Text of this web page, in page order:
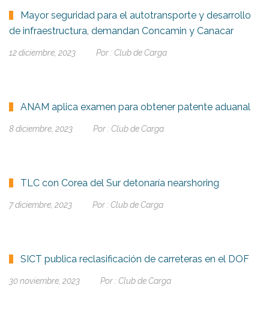
Mayor seguridad para el autotransporte y desarrollo
de infraestructura, demandan Concamin y Canacar
12 diciembre, 2023 Por : Club de Carga
ANAM aplica examen para obtener patente aduanal
8 diciembre, 2023 Por : Club de Carga
TLC con Corea del Sur detonaría nearshoring
7 diciembre, 2023 Por : Club de Carga
SICT publica reclasificación de carreteras en el DOF
30 noviembre, 2023 Por : Club de Carga